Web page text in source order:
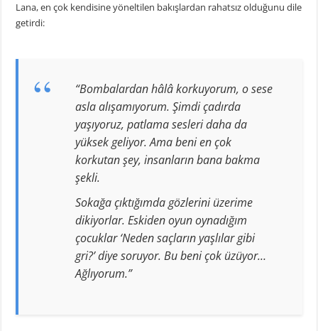
Lana, en çok kendisine yöneltilen bakışlardan rahatsız olduğunu dile
getirdi:
“Bombalardan hâlâ korkuyorum, o sese
asla alışamıyorum. Şimdi çadırda
yaşıyoruz, patlama sesleri daha da
yüksek geliyor. Ama beni en çok
korkutan şey, insanların bana bakma
şekli.
Sokağa çıktığımda gözlerini üzerime
dikiyorlar. Eskiden oyun oynadığım
çocuklar ‘Neden saçların yaşlılar gibi
gri?’ diye soruyor. Bu beni çok üzüyor…
Ağlıyorum.”